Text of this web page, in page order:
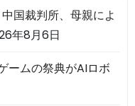
国裁判所、母親によ
年8月6日
ムの祭典がAIロボ